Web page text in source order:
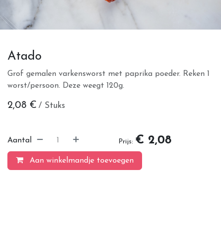
Atado
Grof gemalen varkensworst met paprika poeder. Reken 1
worst/persoon. Deze weegt 120g.
2,08 € / Stuks
Aan winkelmandje toevoegen
Aantal Prijs: € 2,08